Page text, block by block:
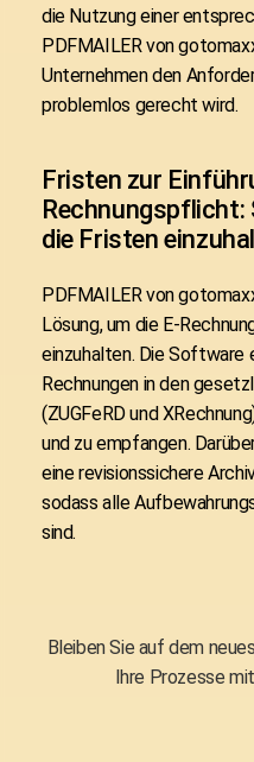
die Nutzung einer
PDFMAILER von
Unternehmen den
problemlos gerecht wird.
Fristen zur
Rechnungspflicht:
die Fristen
PDFMAILER von
Lösung, um die E-
einzuhalten. Die Software
Rechnungen in den
(ZUGFeRD und
und zu empfangen.
eine revisionssichere
sodass alle
sind.
Bleiben Sie auf dem
Ihre Prozesse